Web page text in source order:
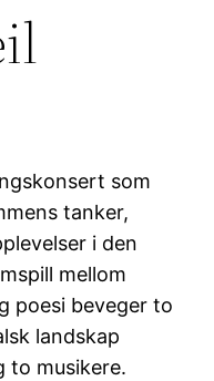
som
tanker,
i den
mellom
poesi beveger to
landskap
to musikere.